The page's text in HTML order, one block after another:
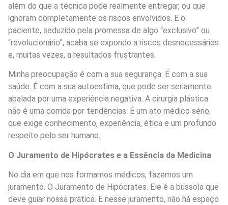
além do que a técnica pode realmente entregar, ou que
ignoram completamente os riscos envolvidos. E o
paciente, seduzido pela promessa de algo “exclusivo” ou
“revolucionário”, acaba se expondo a riscos desnecessários
e, muitas vezes, a resultados frustrantes.
Minha preocupação é com a sua segurança. É com a sua
saúde. É com a sua autoestima, que pode ser seriamente
abalada por uma experiência negativa. A cirurgia plástica
não é uma corrida por tendências. É um ato médico sério,
que exige conhecimento, experiência, ética e um profundo
respeito pelo ser humano.
O Juramento de Hipócrates e a Essência da Medicina
No dia em que nos formamos médicos, fazemos um
juramento. O Juramento de Hipócrates. Ele é a bússola que
deve guiar nossa prática. E nesse juramento, não há espaço